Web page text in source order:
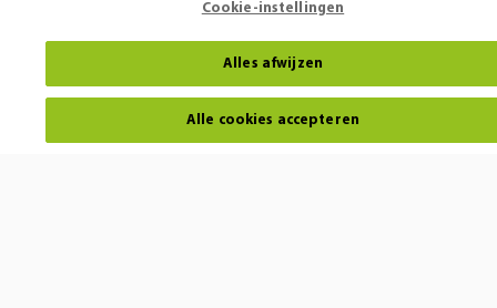
Cookie-instellingen
Alles afwijzen
Alle cookies accepteren